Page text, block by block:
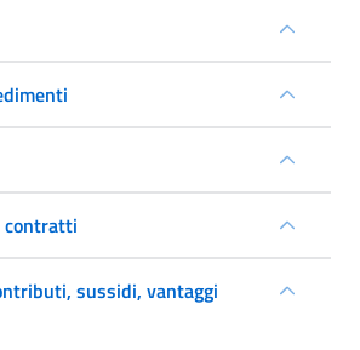
contratti
sussidi, vantaggi